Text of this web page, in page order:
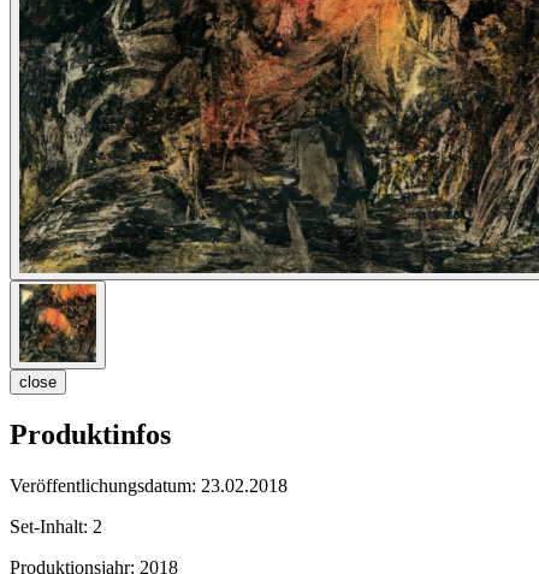
close
Produktinfos
Veröffentlichungsdatum: 23.02.2018
Set-Inhalt: 2
Produktionsjahr: 2018